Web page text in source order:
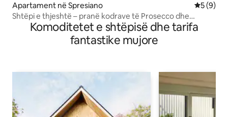
Apartament në Spresiano
5 (9)
Shtëpi e thjeshtë – pranë kodrave të Prosecco dhe
TrevisoKomoditetet e shtëpisë dhe tarifa
fantastike mujore